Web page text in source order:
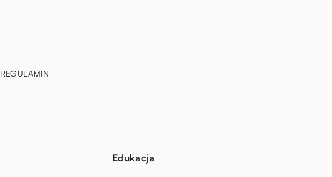
REGULAMIN
Edukacja